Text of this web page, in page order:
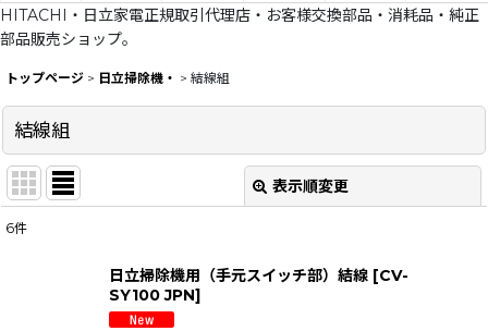
HITACHI・日立家電正規取引代理店・お客様交換部品・消耗品・純正
部品販売ショップ。
トップページ > 日立掃除機・ > 結線組
結線組
表示順変更
6件
日立掃除機用（手元スイッチ部）結線 [CV-
SY100 JPN]